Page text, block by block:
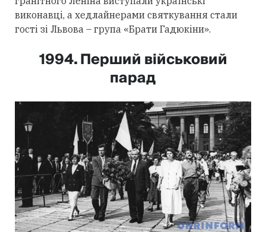
виконавці, а хедлайнерами святкування стали
гості зі Львова – група «Брати Гадюкіни».
1994. Перший військовий
парад